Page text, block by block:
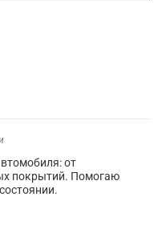
от
покрытий. Помогаю